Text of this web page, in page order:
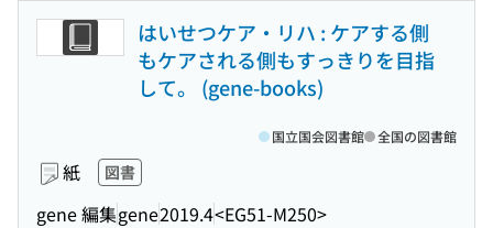
はいせつケア・リハ : ケアする側
もケアされる側もすっきりを目指
して。 (gene-books)
紙 図書
gene 編集gene2019.4<EG51-M250>
国立国会図書館 全国の図書館